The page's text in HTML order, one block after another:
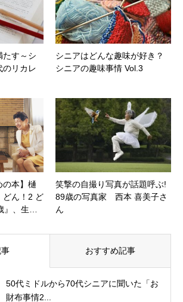
たす～シ
のリカレ
シニアはどんな趣味が好き？
シニアの趣味事情 Vol.3
の本】樋
どん！2 ど
』、生…
笑撃の自撮り写真が話題呼ぶ!
89歳の写真家 西本 喜美子さ
ん
おすすめ記事
50代ミドルから70代シニアに聞いた「お
財布事情2...